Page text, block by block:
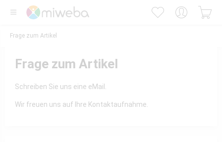
Frage zum Artikel
Frage zum Artikel
Schreiben Sie uns eine eMail.
Wir freuen uns auf Ihre Kontaktaufnahme.